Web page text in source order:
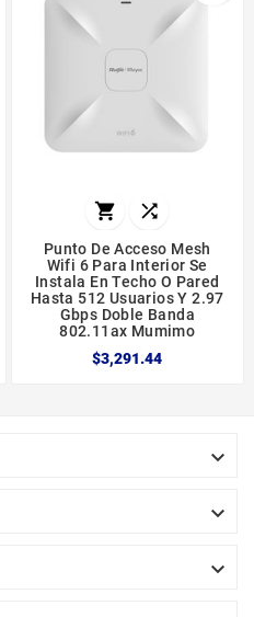
 
Punto De Acceso Mesh
Wifi 6 Para Interior Se
Instala En Techo O Pared
Hasta 512 Usuarios Y 2.97
Gbps Doble Banda
802.11ax Mumimo
$3,291.44


